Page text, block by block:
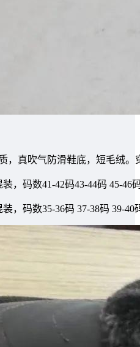
，真吹气防滑鞋底，短毛绒
，码数41-42码43-44码 45-46
，码数35-36码 37-38码 39-